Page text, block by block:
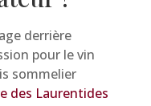
derrière
pour le vin
sommelier
des Laurentides